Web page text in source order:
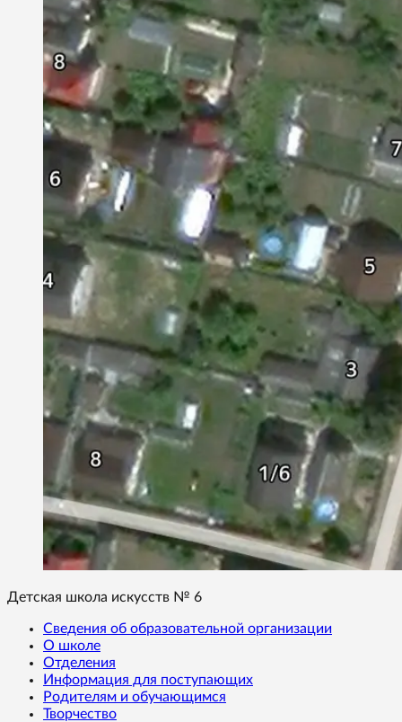
Детская школа искусств № 6
Сведения об образовательной организации
О школе
Отделения
Информация для поступающих
Родителям и обучающимся
Творчество